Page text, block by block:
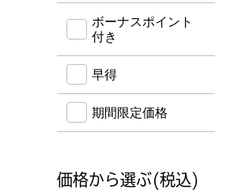
ボーナスポイント
付き
早得
期間限定価格
価格から選ぶ(税込)